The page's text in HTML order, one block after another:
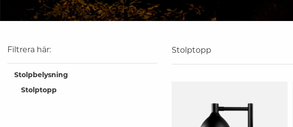
Industri
Nödljus
Linjära system
Tracklights
Stolptopp
Filtrera här:
Stolpbelysning
Stolptopp
Stolptopp